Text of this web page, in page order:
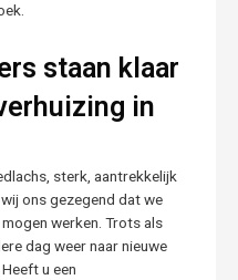
staan klaar
in
sterk, aantrekkelijk
ons gezegend dat we
werken. Trots als
dag weer naar nieuwe
u een